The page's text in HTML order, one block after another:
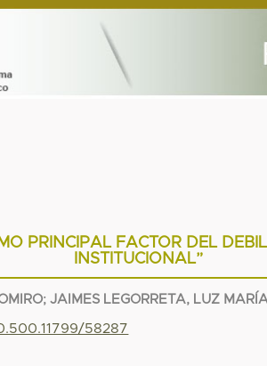
PRINCIPAL FACTOR DEL
INSTITUCIONAL”
;JAIMES LEGORRETA, LUZ
58287